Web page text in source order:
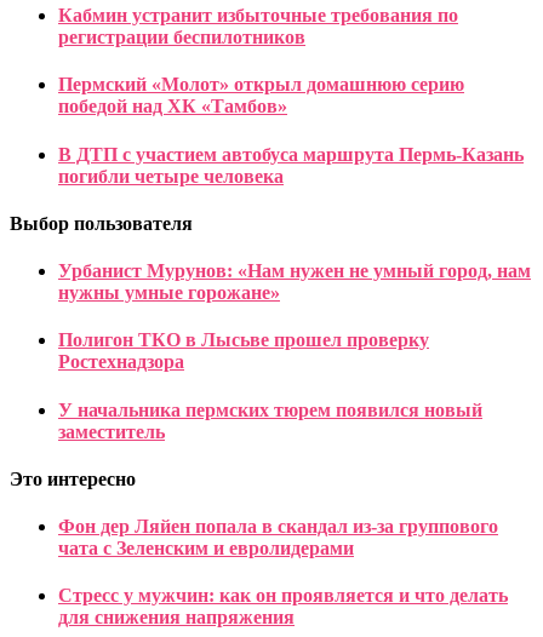
Кабмин устранит избыточные требования по
регистрации беспилотников
Пермский «Молот» открыл домашнюю серию
победой над ХК «Тамбов»
В ДТП с участием автобуса маршрута Пермь-Казань
погибли четыре человека
Выбор пользователя
Урбанист Мурунов: «Нам нужен не умный город, нам
нужны умные горожане»
Полигон ТКО в Лысьве прошел проверку
Ростехнадзора
У начальника пермских тюрем появился новый
заместитель
Это интересно
Фон дер Ляйен попала в скандал из-за группового
чата с Зеленским и евролидерами
Стресс у мужчин: как он проявляется и что делать
для снижения напряжения